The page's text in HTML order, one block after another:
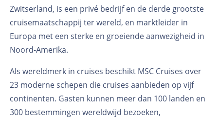
Zwitserland, is een privé bedrijf en de derde grootste
cruisemaatschappij ter wereld, en marktleider in
Europa met een sterke en groeiende aanwezigheid in
Noord-Amerika.
Als wereldmerk in cruises beschikt MSC Cruises over
23 moderne schepen die cruises aanbieden op vijf
continenten. Gasten kunnen meer dan 100 landen en
300 bestemmingen wereldwijd bezoeken,